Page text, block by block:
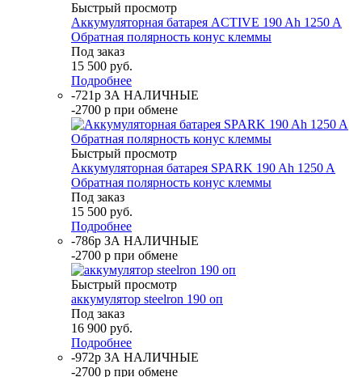
Быстрый просмотр
Аккумуляторная батарея ACTIVE 190 Ah 1250 A
Обратная полярность конус клеммы
Под заказ
15 500 руб.
Подробнее
-721р ЗА НАЛИЧНЫЕ
-2700 р при обмене
Быстрый просмотр
Аккумуляторная батарея SPARK 190 Ah 1250 A
Обратная полярность конус клеммы
Под заказ
15 500 руб.
Подробнее
-786р ЗА НАЛИЧНЫЕ
-2700 р при обмене
Быстрый просмотр
аккумулятор steelron 190 оп
Под заказ
16 900 руб.
Подробнее
-972р ЗА НАЛИЧНЫЕ
-2700 р при обмене